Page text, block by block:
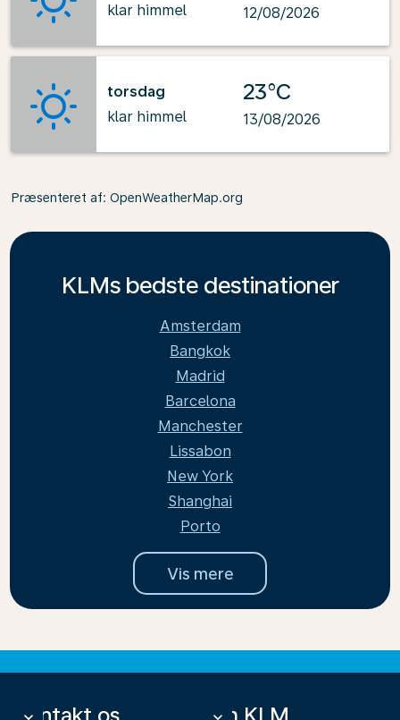
klar himmel
12/08/2026
torsdag
klar himmel
23°C
13/08/2026
Præsenteret af: OpenWeatherMap.org
KLMs bedste destinationer
Amsterdam
Bangkok
Madrid
Barcelona
Manchester
Lissabon
New York
Shanghai
Porto
Vis mere